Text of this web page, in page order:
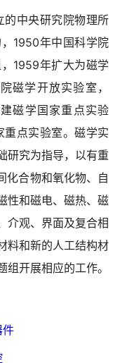
中央研究院物理所
1950年中国科学院
1959年扩大为磁学
磁学开放实验室，
磁学国家重点实验
点实验室。磁学实
研究为指导，以有重
化合物和氧化物、自
性和磁电、磁热、磁
介观、界面及复合相
料和新的人工结构材
开展相应的工作。
件